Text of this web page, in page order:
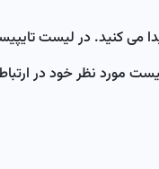
می کنید. در لیست
مورد نظر خود در